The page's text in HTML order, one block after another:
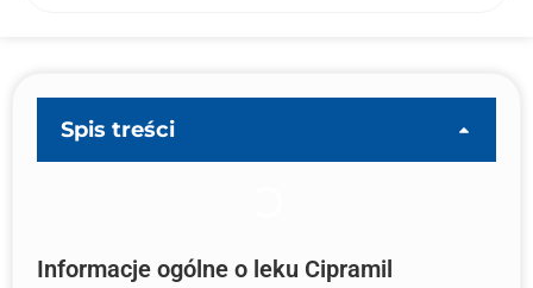
Spis treści
Informacje ogólne o leku Cipramil